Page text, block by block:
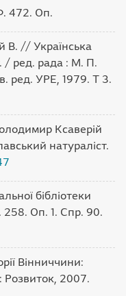
472. Оп.
В. // Українська
/ ред. рада : М. П.
ред. УРЕ, 1979. Т 3.
Ксаверій
натураліст.
бібліотеки
258. Оп. 1. Спр. 90.
Вінниччини:
Розвиток, 2007.